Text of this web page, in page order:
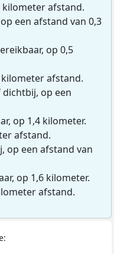
afstand.
een afstand van 0,3
op 0,5
kilometer afstand.
op een
op 1,4 kilometer.
afstand.
op een afstand van
op 1,6 kilometer.
afstand.